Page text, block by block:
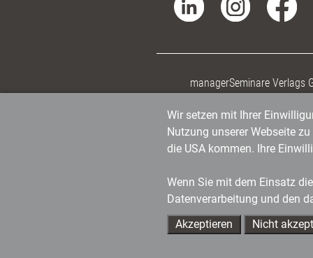
managerSeminare Verlags
Wir setzen mit Ihrer
Nutzung unserer Webseite
die USA kommen. Ihre
Wenn Sie mit dem Einsatz
Datenverarbeitung und den
Akzeptieren
Nicht